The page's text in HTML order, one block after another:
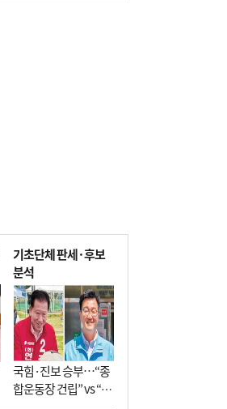
기초단체 판세·후보
분석
국힘·진보 승부…“종
합운동장 건립” vs “출